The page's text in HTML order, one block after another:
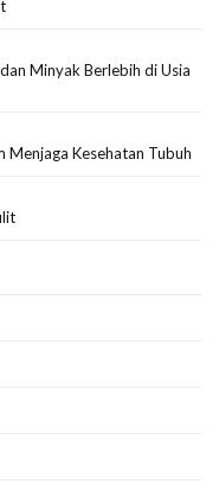
Minyak Berlebih di Usia
Kesehatan Tubuh